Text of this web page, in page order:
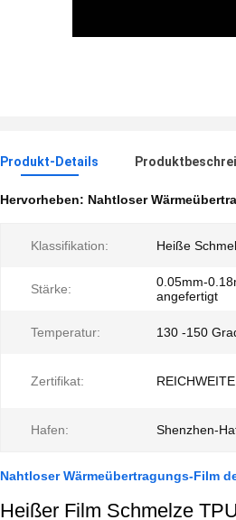
Produkt-Details
Hervorheben: Nahtloser
Klassifikation: Heiße
Stärke:
0.05mm-
angefertigt
Temperatur: 130 -150
Zertifikat:
Hafen: Shenzhen-
Nahtloser Wärmeübertragungs-Film
Heißer Film Schmelze